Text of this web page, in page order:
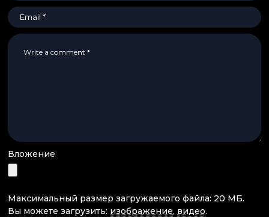
Вложение
Максимальный размер загружаемого файла: 20 МБ.
Вы можете загрузить: изображение, видео.